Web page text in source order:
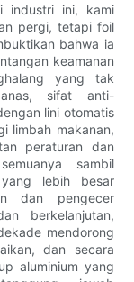
industri ini, kami
pergi, tetapi foil
bahwa ia
keamanan
yang tak
sifat anti-
lini otomatis
limbah makanan,
peraturan dan
sambil
lebih besar
dan pengecer
berkelanjutan,
mendorong
dan secara
aluminium yang